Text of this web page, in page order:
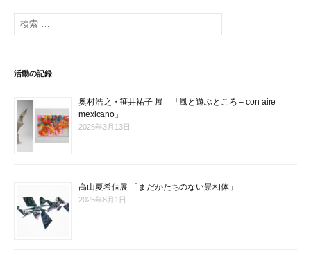
検
索
活動の記録
奥村浩之・笹井祐子 展 「風と遊ぶところ – con aire
mexicano」
2026年3月13日
高山夏希個展 「まだかたちのない景相体」
2025年8月1日